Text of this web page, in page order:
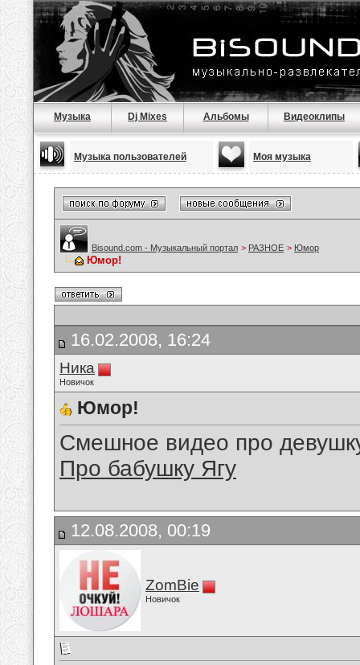
Музыка Dj Mixes Альбомы Видеоклипы
Музыка пользователей Моя музыка
Bisound.com - Музыкальный портал > РАЗНОЕ > Юмор
Юмор!
16.02.2008, 16:24
Ника
Новичок
Юмор!
Смешное видео про
Про бабушку Ягу
12.08.2008, 00:19
ZomBie
Новичок